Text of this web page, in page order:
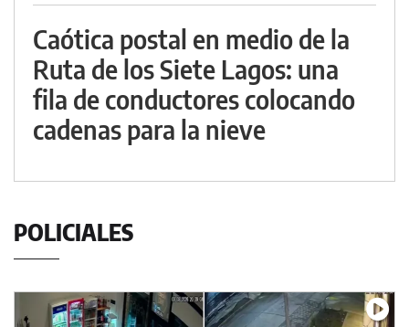
Caótica postal en medio de la
Ruta de los Siete Lagos: una
fila de conductores colocando
cadenas para la nieve
POLICIALES